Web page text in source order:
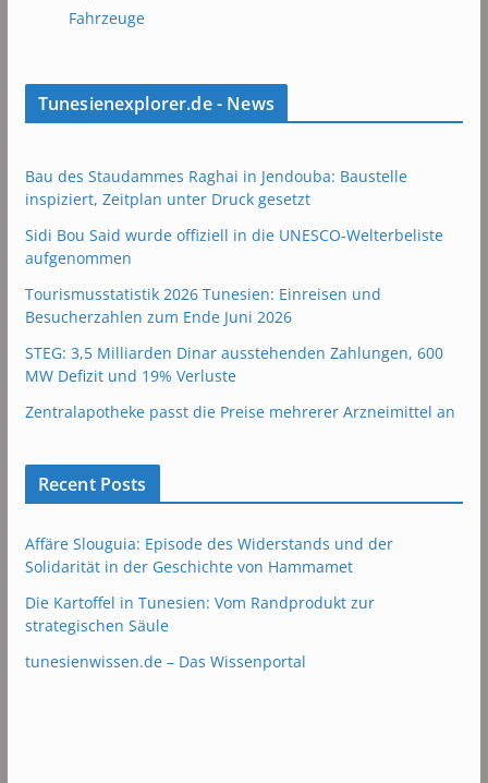
Fahrzeuge
Tunesienexplorer.de - News
Bau des Staudammes Raghai in Jendouba: Baustelle
inspiziert, Zeitplan unter Druck gesetzt
Sidi Bou Said wurde offiziell in die UNESCO-Welterbeliste
aufgenommen
Tourismusstatistik 2026 Tunesien: Einreisen und
Besucherzahlen zum Ende Juni 2026
STEG: 3,5 Milliarden Dinar ausstehenden Zahlungen, 600
MW Defizit und 19% Verluste
Zentralapotheke passt die Preise mehrerer Arzneimittel an
Recent Posts
Affäre Slouguia: Episode des Widerstands und der
Solidarität in der Geschichte von Hammamet
Die Kartoffel in Tunesien: Vom Randprodukt zur
strategischen Säule
tunesienwissen.de – Das Wissenportal